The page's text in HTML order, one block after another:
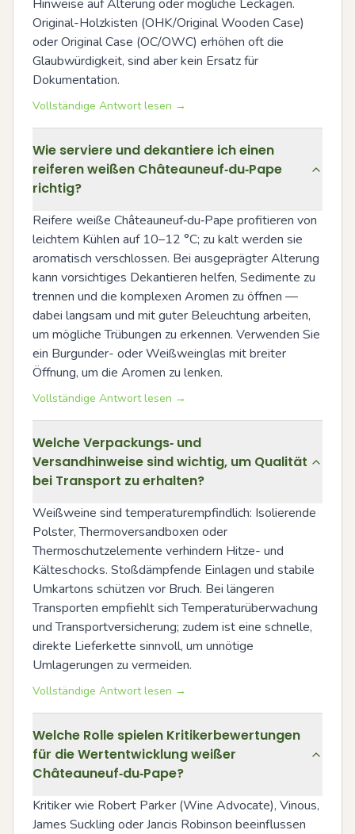
Hinweise auf Alterung oder mögliche Leckagen.
Original-Holzkisten (OHK/Original Wooden Case)
oder Original Case (OC/OWC) erhöhen oft die
Glaubwürdigkeit, sind aber kein Ersatz für
Dokumentation.
Vollständige Antwort lesen →
Wie serviere und dekantiere ich einen
reiferen weißen Châteauneuf‑du‑Pape
richtig?
Reifere weiße Châteauneuf‑du‑Pape profitieren von
leichtem Kühlen auf 10–12 °C; zu kalt werden sie
aromatisch verschlossen. Bei ausgeprägter Alterung
kann vorsichtiges Dekantieren helfen, Sedimente zu
trennen und die komplexen Aromen zu öffnen —
dabei langsam und mit guter Beleuchtung arbeiten,
um mögliche Trübungen zu erkennen. Verwenden Sie
ein Burgunder- oder Weißweinglas mit breiter
Öffnung, um die Aromen zu lenken.
Vollständige Antwort lesen →
Welche Verpackungs‑ und
Versandhinweise sind wichtig, um Qualität
bei Transport zu erhalten?
Weißweine sind temperaturempfindlich: Isolierende
Polster, Thermoversandboxen oder
Thermoschutzelemente verhindern Hitze- und
Kälteschocks. Stoßdämpfende Einlagen und stabile
Umkartons schützen vor Bruch. Bei längeren
Transporten empfiehlt sich Temperaturüberwachung
und Transportversicherung; zudem ist eine schnelle,
direkte Lieferkette sinnvoll, um unnötige
Umlagerungen zu vermeiden.
Vollständige Antwort lesen →
Welche Rolle spielen Kritikerbewertungen
für die Wertentwicklung weißer
Châteauneuf‑du‑Pape?
Kritiker wie Robert Parker (Wine Advocate), Vinous,
James Suckling oder Jancis Robinson beeinflussen